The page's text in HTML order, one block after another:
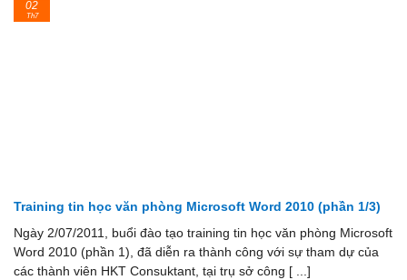
Training tin học văn phòng Microsoft Word 2010 (phần 1/3)
Ngày 2/07/2011, buổi đào tạo training tin học văn phòng Microsoft
Word 2010 (phần 1), đã diễn ra thành công với sự tham dự của
các thành viên HKT Consuktant, tại trụ sở công [ ...]
02
Th7